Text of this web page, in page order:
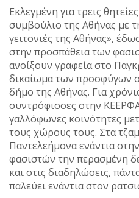
Εκλεγμένη για τρεις
συμβούλιο της Αθήνας με
γειτονιές της Αθήνας»,
στην προσπάθεια των
ανοίξουν γραφεία στο
δικαίωμα των προσφύγων
δήμο της Αθήνας. Για
συντρόφισσες στην
γαλλόφωνες κοινότητες
τους χώρους τους. Στα
Παντελεήμονα ενάντια
φασιστών την περασμένη
και στις διαδηλώσεις,
παλεύει ενάντια στον